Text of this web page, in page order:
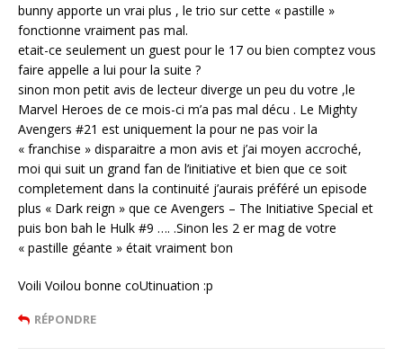
bunny apporte un vrai plus , le trio sur cette « pastille »
fonctionne vraiment pas mal.
etait-ce seulement un guest pour le 17 ou bien comptez vous
faire appelle a lui pour la suite ?
sinon mon petit avis de lecteur diverge un peu du votre ,le
Marvel Heroes de ce mois-ci m’a pas mal décu . Le Mighty
Avengers #21 est uniquement la pour ne pas voir la
« franchise » disparaitre a mon avis et j’ai moyen accroché,
moi qui suit un grand fan de l’initiative et bien que ce soit
completement dans la continuité j’aurais préféré un episode
plus « Dark reign » que ce Avengers – The Initiative Special et
puis bon bah le Hulk #9 …. .Sinon les 2 er mag de votre
« pastille géante » était vraiment bon
Voili Voilou bonne coUtinuation :p
RÉPONDRE